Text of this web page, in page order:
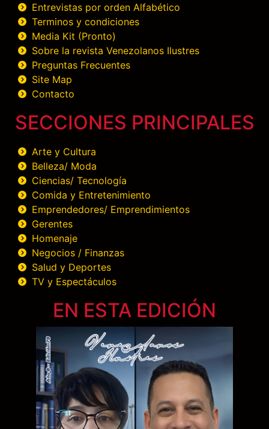
Entrevistas por orden Alfabético
Terminos y condiciones
Media Kit (Pronto)
Sobre la revista Venezolanos Ilustres
Preguntas Frecuentes
Site Map
Contacto
SECCIONES PRINCIPALES
Arte y Cultura
Belleza/ Moda
Ciencias/ Tecnología
Comida y Entretenimiento
Emprendedores/ Emprendimientos
Gerentes
Homenaje
Negocios / Finanzas
Salud y Deportes
TV y Espectáculos
EN ESTA EDICIÓN